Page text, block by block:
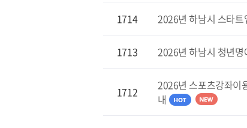
1714 2026년 하남시 스타
1713 2026년 하남시 청년명
1712
2026년 스포츠강좌이
내